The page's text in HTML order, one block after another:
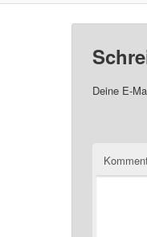
Deine E-